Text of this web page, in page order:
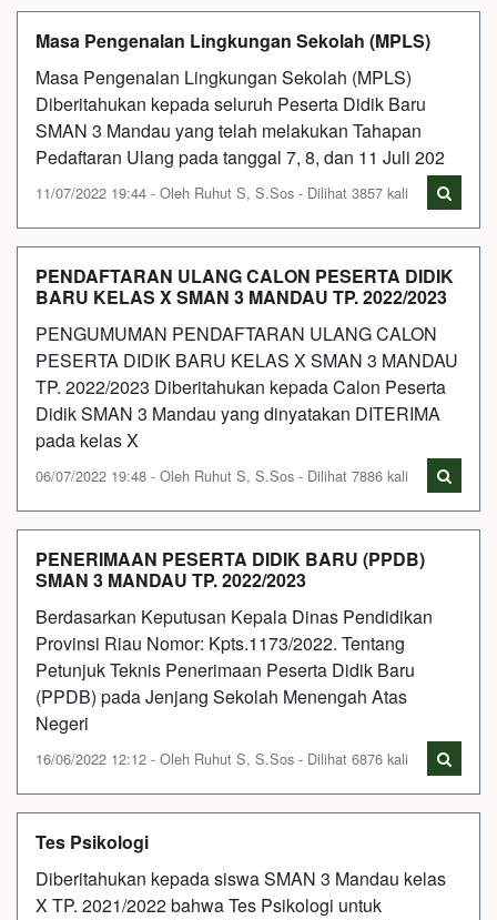
Masa Pengenalan Lingkungan Sekolah (MPLS)
Masa Pengenalan Lingkungan Sekolah (MPLS)
Diberitahukan kepada seluruh Peserta Didik Baru
SMAN 3 Mandau yang telah melakukan Tahapan
Pedaftaran Ulang pada tanggal 7, 8, dan 11 Juli 202
11/07/2022 19:44 - Oleh Ruhut S, S.Sos - Dilihat 3857 kali
PENDAFTARAN ULANG CALON PESERTA DIDIK
BARU KELAS X SMAN 3 MANDAU TP. 2022/2023
PENGUMUMAN PENDAFTARAN ULANG CALON
PESERTA DIDIK BARU KELAS X SMAN 3 MANDAU
TP. 2022/2023 Diberitahukan kepada Calon Peserta
Didik SMAN 3 Mandau yang dinyatakan DITERIMA
pada kelas X
06/07/2022 19:48 - Oleh Ruhut S, S.Sos - Dilihat 7886 kali
PENERIMAAN PESERTA DIDIK BARU (PPDB)
SMAN 3 MANDAU TP. 2022/2023
Berdasarkan Keputusan Kepala Dinas Pendidikan
Provinsi Riau Nomor: Kpts.1173/2022. Tentang
Petunjuk Teknis Penerimaan Peserta Didik Baru
(PPDB) pada Jenjang Sekolah Menengah Atas
Negeri
16/06/2022 12:12 - Oleh Ruhut S, S.Sos - Dilihat 6876 kali
Tes Psikologi
Diberitahukan kepada siswa SMAN 3 Mandau kelas
X TP. 2021/2022 bahwa Tes Psikologi untuk